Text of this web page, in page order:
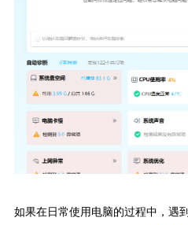
如果在日常使用电脑的过程中，遇